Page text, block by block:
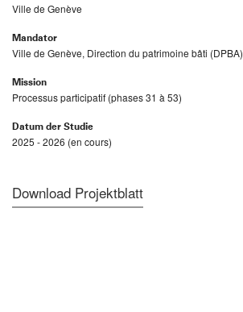
Ville de Genève
Mandator
Ville de Genève, Direction du patrimoine bâti (DPBA)
Mission
Processus participatif (phases 31 à 53)
Datum der Studie
2025 - 2026 (en cours)
Download Projektblatt